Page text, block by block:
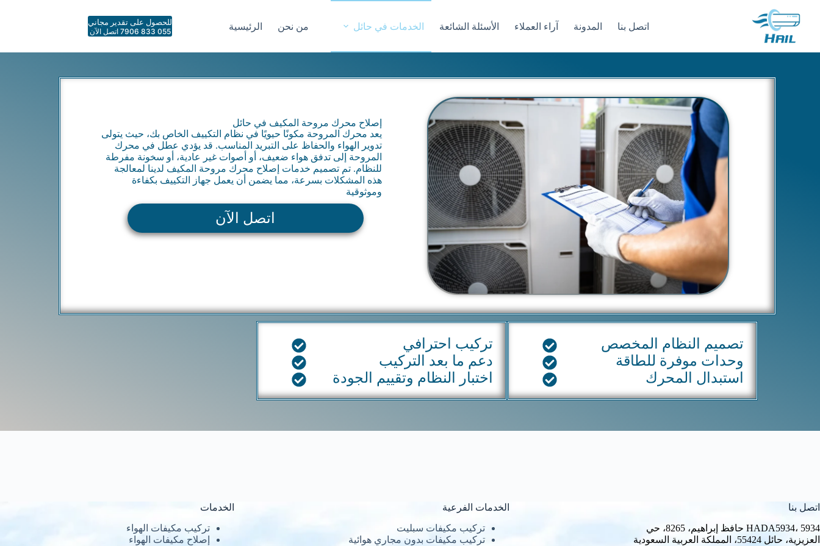
اتصل بنا المدونة آراء العملاء الأسئلة الشائعة الخدمات في حائل من نحن الرئيسية للحصول على تقدير مجاني
055 833 7906 اتصل الآن
إصلاح محرك مروحة المكيف في حائل
يعد محرك المروحة مكونًا حيويًا في نظام التكييف الخاص بك، حيث يتولى
تدوير الهواء والحفاظ على التبريد المناسب. قد يؤدي عطل في محرك
المروحة إلى تدفق هواء ضعيف، أو أصوات غير عادية، أو سخونة مفرطة
للنظام. تم تصميم خدمات إصلاح محرك مروحة المكيف لدينا لمعالجة
هذه المشكلات بسرعة، مما يضمن أن يعمل جهاز التكييف بكفاءة
وموثوقية
اتصل الآن
تصميم النظام المخصص
وحدات موفرة للطاقة
استبدال المحرك
تركيب احترافي
دعم ما بعد التركيب
اختبار النظام وتقييم الجودة
اتصل بنا
HADA5934، 5934 حافظ إبراهيم، 8265، حي
العزيزية، حائل 55424، المملكة العربية السعودية
الخدمات الفرعية
تركيب مكيفات سبليت
تركيب مكيفات بدون مجاري هوائية
الخدمات
تركيب مكيفات الهواء
إصلاح مكيفات الهواء